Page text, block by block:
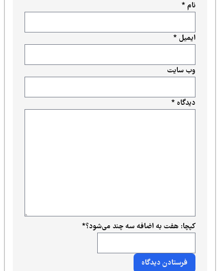
دیدگاه*
ایمیل*
وب‌ سایت
کپچا: هفت به اضافه سه چند می‌شود؟*